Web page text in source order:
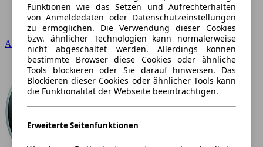
Audi
Funktionen wie das Setzen und Aufrechterhalten
von Anmeldedaten oder Datenschutzeinstellungen
zu ermöglichen. Die Verwendung dieser Cookies
bzw. ähnlicher Technologien kann normalerweise
nicht abgeschaltet werden. Allerdings können
bestimmte Browser diese Cookies oder ähnliche
Tools blockieren oder Sie darauf hinweisen. Das
Blockieren dieser Cookies oder ähnlicher Tools kann
die Funktionalität der Webseite beeinträchtigen.
Erweiterte Seitenfunktionen